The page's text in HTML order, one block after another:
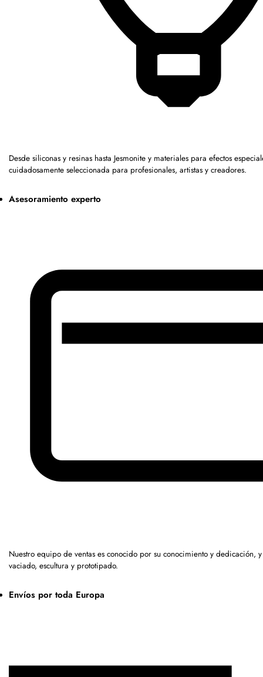
Desde siliconas y resinas hasta Jesmonite y materiales para efectos
cuidadosamente seleccionada para profesionales, artistas y creadores.
Asesoramiento experto
Nuestro equipo de ventas es conocido por su conocimiento y dedicación,
vaciado, escultura y prototipado.
Envíos por toda Europa